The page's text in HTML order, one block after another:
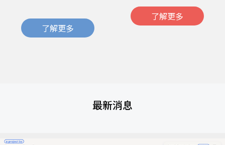
了解更多
了解更多
最新消息